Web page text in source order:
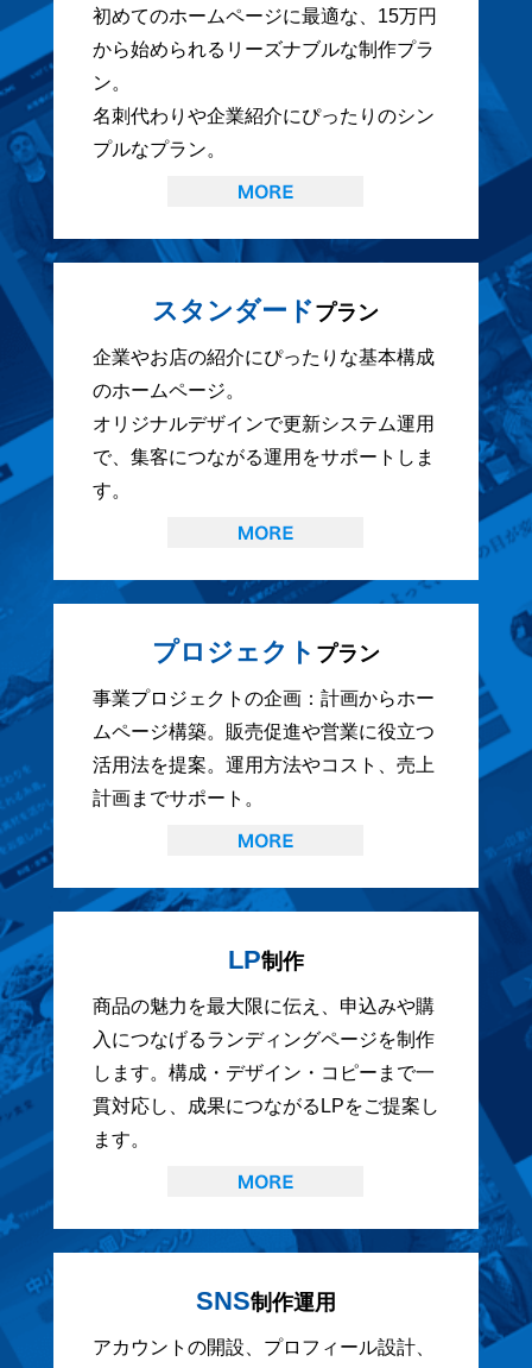
初めてのホームページに最適な、15万円
から始められるリーズナブルな制作プラ
ン。
名刺代わりや企業紹介にぴったりのシン
プルなプラン。
スタンダードプラン
企業やお店の紹介にぴったりな基本構成
のホームページ。
オリジナルデザインで更新システム運用
で、集客につながる運用をサポートしま
す。
プロジェクト プラン
事業プロジェクトの企画：計画からホー
ムページ構築。販売促進や営業に役立つ
活用法を提案。運用方法やコスト、売上
計画までサポート。
LP制作
商品の魅力を最大限に伝え、申込みや購
入につなげるランディングページを制作
します。構成・デザイン・コピーまで一
貫対応し、成果につながるLPをご提案し
ます。
SNS制作運用
アカウントの開設、プロフィール設計、